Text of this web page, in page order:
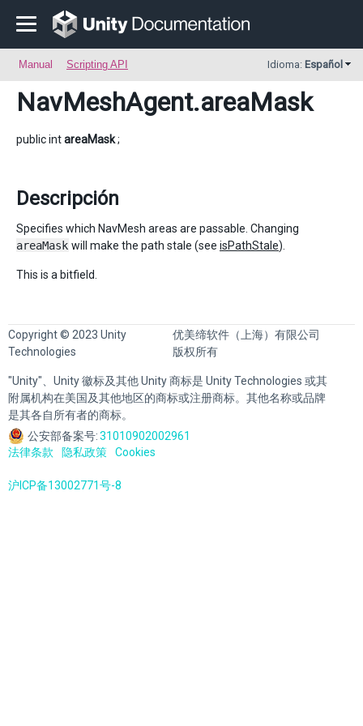
Manual Scripting API Idioma: Español
NavMeshAgent.areaMask
public intareaMask;
Descripción
Specifies which NavMesh areas are passable. Changing
areaMask will make the path stale (see isPathStale).
This is a bitfield.
Copyright © 2023 Unity
Technologies
优美缔软件（上海）有限公司
版权所有
"Unity"、Unity 徽标及其他 Unity 商标是 Unity Technologies 或其
附属机构在美国及其他地区的商标或注册商标。其他名称或品牌
是其各自所有者的商标。
公安部备案号:31010902002961
法律条款
隐私政策 Cookies
沪ICP备13002771号-8